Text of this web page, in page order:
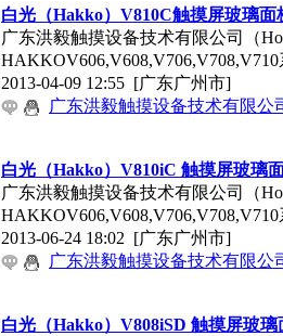
白光（Hakko）V810C触摸屏玻璃面
广东洪毅触摸设备技术有限公司（
2013-04-09 12:55 [广东广州市]
广东洪毅触摸设备技术有限公
白光（Hakko）V810iC 触摸屏玻璃
广东洪毅触摸设备技术有限公司（
2013-06-24 18:02 [广东广州市]
广东洪毅触摸设备技术有限公
白光（Hakko）V808iSD 触摸屏玻璃